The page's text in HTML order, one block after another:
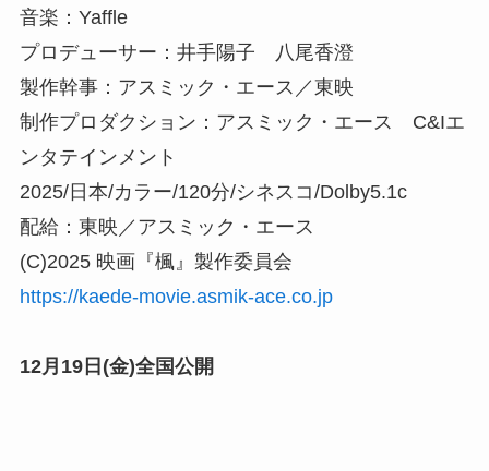
音楽：Yaffle
プロデューサー：井手陽子 八尾香澄
製作幹事：アスミック・エース／東映
制作プロダクション：アスミック・エース C&Iエ
ンタテインメント
2025/日本/カラー/120分/シネスコ/Dolby5.1c
配給：東映／アスミック・エース
(C)2025 映画『楓』製作委員会
https://kaede-movie.asmik-ace.co.jp
12月19日(金)全国公開